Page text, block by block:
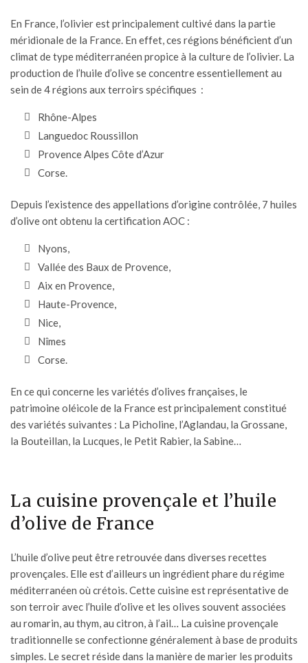
En France, l’olivier est principalement cultivé dans la partie
méridionale de la France. En effet, ces régions bénéficient d’un
climat de type méditerranéen propice à la culture de l’olivier. La
production de l’huile d’olive se concentre essentiellement au
sein de 4 régions aux terroirs spécifiques :
Rhône-Alpes
Languedoc Roussillon
Provence Alpes Côte d’Azur
Corse.
Depuis l’existence des appellations d’origine contrôlée, 7 huiles
d’olive ont obtenu la certification AOC :
Nyons,
Vallée des Baux de Provence,
Aix en Provence,
Haute-Provence,
Nice,
Nîmes
Corse.
En ce qui concerne les variétés d’olives françaises, le
patrimoine oléicole de la France est principalement constitué
des variétés suivantes : La Picholine, l’Aglandau, la Grossane,
la Bouteillan, la Lucques, le Petit Rabier, la Sabine…
La cuisine provençale et l’huile
d’olive de France
L’huile d’olive peut être retrouvée dans diverses recettes
provençales. Elle est d’ailleurs un ingrédient phare du régime
méditerranéen où crétois. Cette cuisine est représentative de
son terroir avec l’huile d’olive et les olives souvent associées
au romarin, au thym, au citron, à l’ail… La cuisine provençale
traditionnelle se confectionne généralement à base de produits
simples. Le secret réside dans la manière de marier les produits